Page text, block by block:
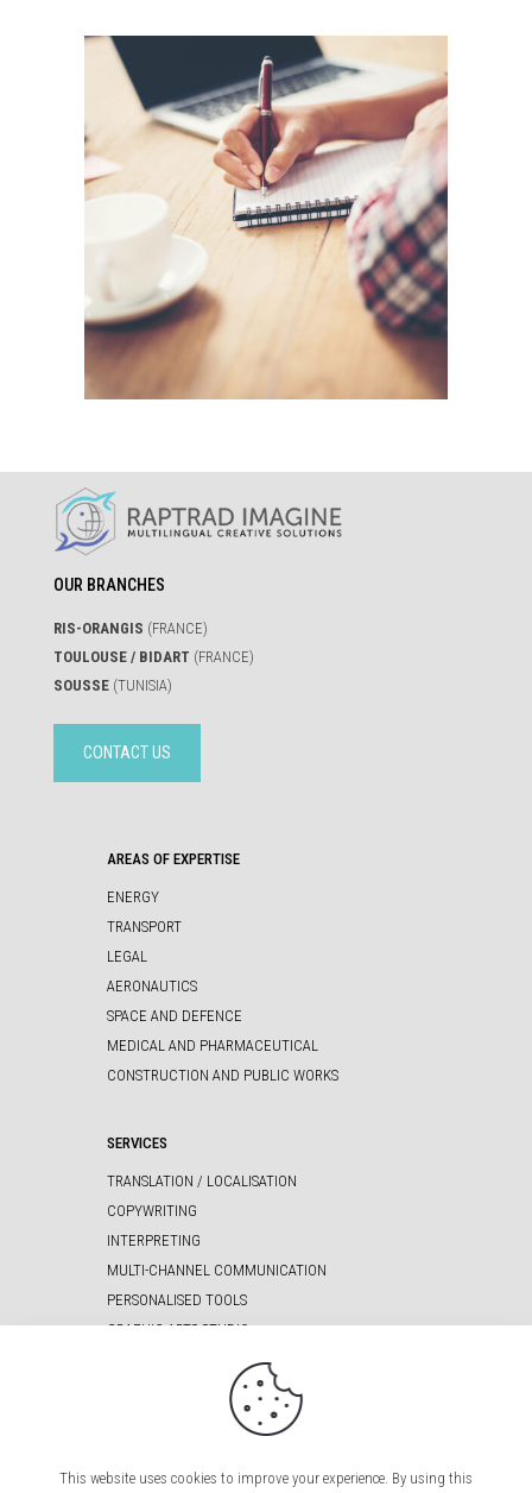
OUR BRANCHES
RIS-ORANGIS (FRANCE)
TOULOUSE / BIDART (FRANCE)
SOUSSE (TUNISIA)
CONTACT US
AREAS OF EXPERTISE
ENERGY
TRANSPORT
LEGAL
AERONAUTICS
SPACE AND DEFENCE
MEDICAL AND PHARMACEUTICAL
CONSTRUCTION AND PUBLIC WORKS
SERVICES
TRANSLATION / LOCALISATION
COPYWRITING
INTERPRETING
MULTI-CHANNEL COMMUNICATION
PERSONALISED TOOLS
GRAPHIC ARTS STUDIO
This website uses cookies to improve your experience. By using this